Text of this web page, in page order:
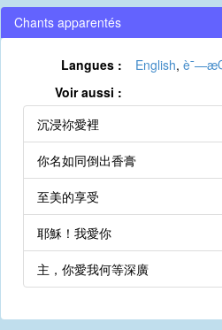
Chants apparentés
Langues : English,
Voir aussi :
沉浸祢愛裡
你名如同倒出香膏
至美的享受
耶穌！我愛你
主，你愛我何等深廣